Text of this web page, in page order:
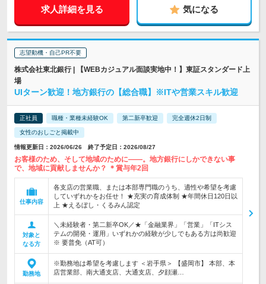
求人詳細を見る 気になる
志望動機・自己PR不要
株式会社東北銀行 | 【WEBカジュアル面談実地中！】東証スタンダード上
場
UIターン歓迎！地方銀行の【総合職】※ITや営業スキル歓迎
正社員 職種・業種未経験OK 第二新卒歓迎 完全週休2日制
女性のおしごと掲載中
情報更新日：2026/06/26 終了予定日：2026/08/27
お客様のため、そして地域のために――。地方銀行にしかできない事
で、地域に貢献しませんか？ ＊賞与年2回
仕事内容
各支店の営業職、または本部専門職のうち、適性や希望を考慮
していずれかをお任せ！ ★充実の育成体制 ★年間休日120日以
上 ★えるぼし・くるみん認定
対象と
なる方
＼未経験者・第二新卒OK／★「金融業界」「営業」「ITシス
テムの開発・運用」いずれかの経験が少しでもある方は尚歓迎
※ 要普免（AT可）
勤務地
※勤務地は希望を考慮します ＜岩手県＞ 【盛岡市】 本部、本
店営業部、南大通支店、大通支店、夕顔瀬…